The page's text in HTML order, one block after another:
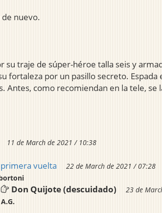
de nuevo.
su traje de súper-héroe talla seis y
fortaleza por un pasillo secreto.
Antes, como recomiendan en la tele, se
11 de March de 2021 / 10:38
vuelta
22 de March de 2021 / 07:28
Don Quijote (descuidado)
23 de
A.G.